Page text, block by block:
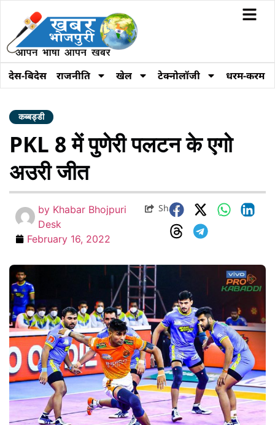
देस-बिदेस राजनीति खेल टेक्नोलॉजी धरम-करम
कब्बड्डी
PKL 8 में पुणेरी पलटन के एगो
अउरी जीत
by Khabar Bhojpuri
Desk
February 16, 2022
Share